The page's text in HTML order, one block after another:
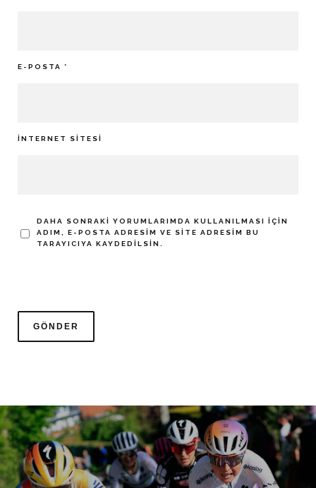
E-POSTA *
İNTERNET SITESI
DAHA SONRAKI YORUMLARIMDA KULLANILMASI IÇIN
ADIM, E-POSTA ADRESIM VE SITE ADRESIM BU
TARAYICIYA KAYDEDILSIN.